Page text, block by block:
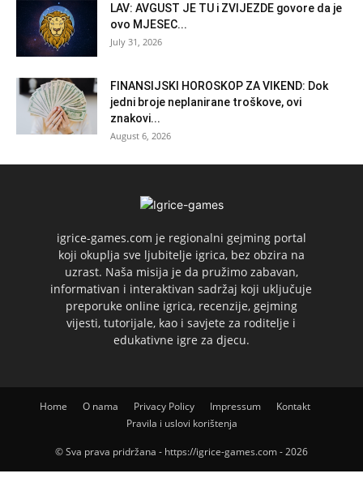
LAV: AVGUST JE TU i ZVIJEZDE govore da je
ovo MJESEC...
July 31, 2026
FINANSIJSKI HOROSKOP ZA VIKEND: Dok
jedni broje neplanirane troškove, ovi
znakovi...
August 6, 2026
igrice-games.com je regionalni gejming portal
koji okuplja sve ljubitelje igrica, bez obzira na
uzrast. Naša misija je da pružimo zabavan,
informativan i interaktivan sadržaj koji uključuje
preporuke online igrica, recenzije, gejming
vijesti, tutorijale, kao i savjete za roditelje i
edukativne igre za djecu.
Home O nama Privacy Policy Impressum
Kontakt
Pravila i uslovi korištenja
© Sva prava pridržana - https://igrice-games.com - 2026